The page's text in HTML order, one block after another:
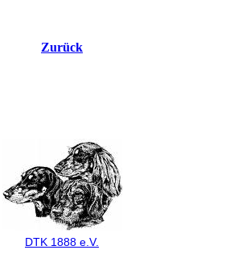
Zurück
DTK 1888 e.V.